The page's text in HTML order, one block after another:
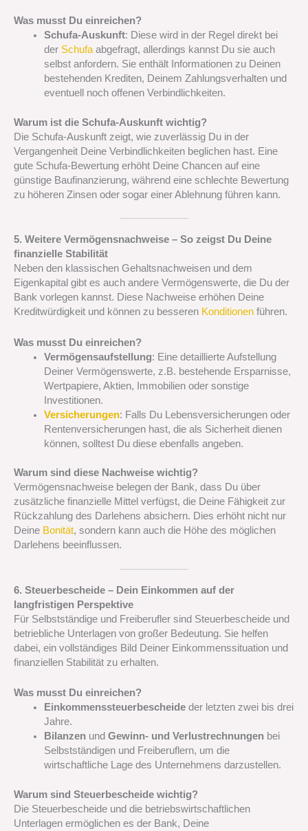
Was musst Du einreichen?
Schufa-Auskunft: Diese wird in der Regel direkt bei
der Schufaabgefragt, allerdings kannst Du sie auch
selbst anfordern. Sie enthält Informationen zu Deinen
bestehenden Krediten, Deinem Zahlungsverhalten und
eventuell noch offenen Verbindlichkeiten.
Warum ist die Schufa-Auskunft wichtig?
Die Schufa-Auskunft zeigt, wie zuverlässig Du in der
Vergangenheit Deine Verbindlichkeiten beglichen hast. Eine
gute Schufa-Bewertung erhöht Deine Chancen auf eine
günstige Baufinanzierung, während eine schlechte Bewertung
zu höheren Zinsen oder sogar einer Ablehnung führen kann.
5. Weitere Vermögensnachweise – So zeigst Du Deine
finanzielle Stabilität
Neben den klassischen Gehaltsnachweisen und dem
Eigenkapital gibt es auch andere Vermögenswerte, die Du der
Bank vorlegen kannst. Diese Nachweise erhöhen Deine
Kreditwürdigkeit und können zu besseren Konditionen führen.
Was musst Du einreichen?
Vermögensaufstellung: Eine detaillierte Aufstellung
Deiner Vermögenswerte, z.B. bestehende Ersparnisse,
Wertpapiere, Aktien, Immobilien oder sonstige
Investitionen.
Versicherungen: Falls Du Lebensversicherungen oder
Rentenversicherungen hast, die als Sicherheit dienen
können, solltest Du diese ebenfalls angeben.
Warum sind diese Nachweise wichtig?
Vermögensnachweise belegen der Bank, dass Du über
zusätzliche finanzielle Mittel verfügst, die Deine Fähigkeit zur
Rückzahlung des Darlehens absichern. Dies erhöht nicht nur
Deine Bonität, sondern kann auch die Höhe des möglichen
Darlehens beeinflussen.
6. Steuerbescheide – Dein Einkommen auf der
langfristigen Perspektive
Für Selbstständige und Freiberufler sind Steuerbescheide und
betriebliche Unterlagen von großer Bedeutung. Sie helfen
dabei, ein vollständiges Bild Deiner Einkommenssituation und
finanziellen Stabilität zu erhalten.
Was musst Du einreichen?
Einkommenssteuerbescheideder letzten zwei bis drei
Jahre.
Bilanzenund Gewinn- und Verlustrechnungenbei
Selbstständigen und Freiberuflern, um die
wirtschaftliche Lage des Unternehmens darzustellen.
Warum sind Steuerbescheide wichtig?
Die Steuerbescheide und die betriebswirtschaftlichen
Unterlagen ermöglichen es der Bank, Deine